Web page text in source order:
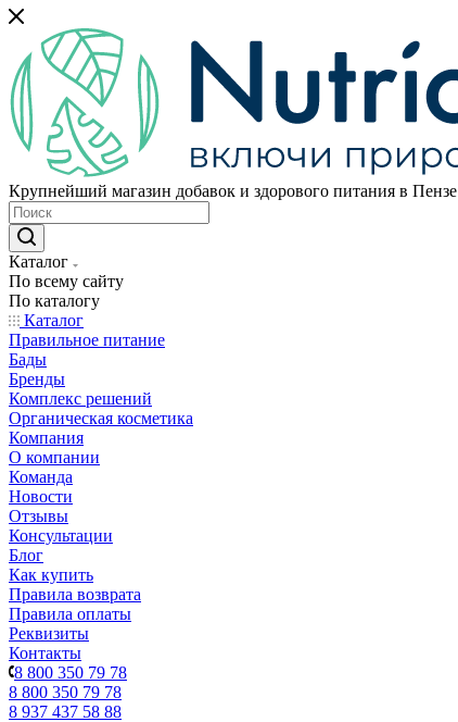
Крупнейший магазин добавок и здорового питания в Пензе
Каталог
По всему сайту
По каталогу
Каталог
Правильное питание
Бады
Бренды
Комплекс решений
Органическая косметика
Компания
О компании
Команда
Новости
Отзывы
Консультации
Блог
Как купить
Правила возврата
Правила оплаты
Реквизиты
Контакты
8 800 350 79 78
8 800 350 79 78
8 937 437 58 88